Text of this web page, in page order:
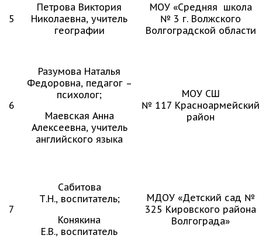
5
Петрова Виктория
Николаевна, учитель
географии
МОУ «Средняя школа
№ 3 г. Волжского
Волгоградской области
6
Разумова Наталья
Федоровна, педагог –
психолог;
Маевская Анна
Алексеевна, учитель
английского языка
МОУ СШ
№ 117 Красноармейский
район
7
Сабитова
Т.Н., воспитатель;
Конякина
Е.В., воспитатель
МДОУ «Детский сад №
325 Кировского района
Волгограда»